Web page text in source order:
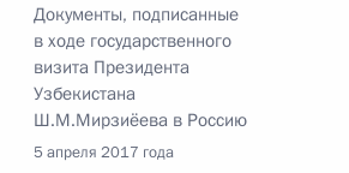
Документы, подписанные
в ходе государственного
визита Президента
Узбекистана
Ш.М.Мирзиёева в Россию
5 апреля 2017 года